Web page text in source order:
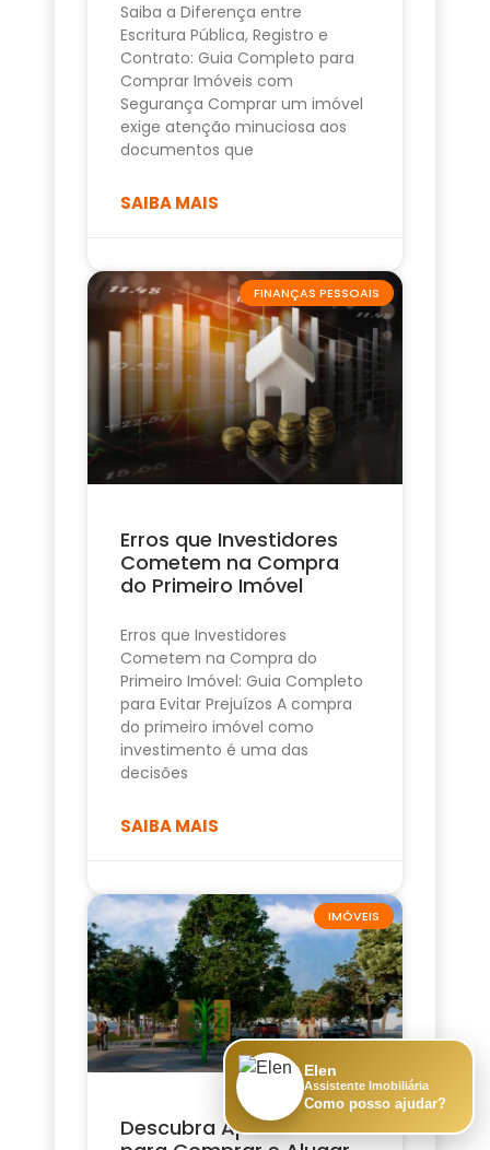
Saiba a Diferença entre
Escritura Pública, Registro e
Contrato: Guia Completo para
Comprar Imóveis com
Segurança Comprar um imóvel
exige atenção minuciosa aos
documentos que
SAIBA MAIS
FINANÇAS PESSOAIS
Erros que Investidores
Cometem na Compra
do Primeiro Imóvel
Erros que Investidores
Cometem na Compra do
Primeiro Imóvel: Guia Completo
para Evitar Prejuízos A compra
do primeiro imóvel como
investimento é uma das
decisões
SAIBA MAIS
IMÓVEIS
Descubra Apartamento
Elen
Assistente Imobiliária
Como posso ajudar?